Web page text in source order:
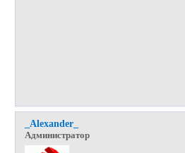
_Alexander_
Администратор